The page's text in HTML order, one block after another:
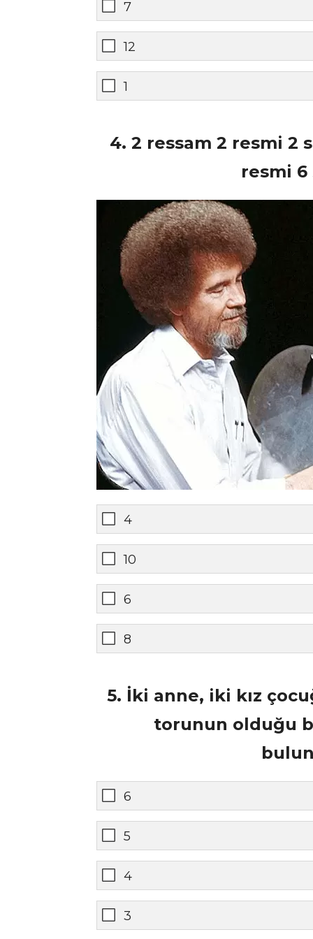
7
12
1
4. 2 ressam 2 resmi 2
resmi 6
4
10
6
8
5. İki anne, iki kız
torunun olduğu
6
5
4
3